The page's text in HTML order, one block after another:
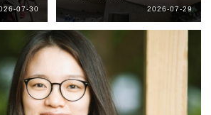
07-30 2026-07-29